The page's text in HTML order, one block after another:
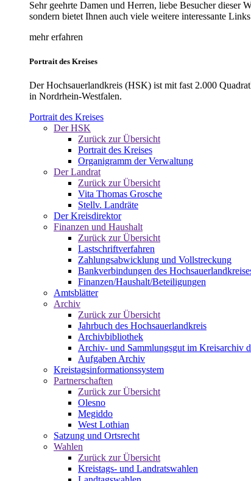
Sehr geehrte Damen und Herren, liebe Besucher dieser
sondern bietet Ihnen auch viele weitere interessante
mehr erfahren
Portrait des Kreises
Der Hochsauerlandkreis (HSK) ist mit fast 2.000
in Nordrhein-Westfalen.
Portrait des Kreises
Der HSK
Zurück zur Übersicht
Portrait des Kreises
Organigramm der Verwaltung
Der Landrat
Zurück zur Übersicht
Vita Thomas Grosche
Stellv. Landräte
Der Kreisdirektor
Finanzen und Haushalt
Zurück zur Übersicht
Lastschriftverfahren
Zahlungsabwicklung und Vollstreckung
Bankverbindungen des
Finanzen/Haushalt/Beteiligungen
Amtsblätter
Archiv
Zurück zur Übersicht
Jahrbuch des Hochsauerlandkreis
Archivbibliothek
Archiv- und Sammlungsgut im Kreisarchiv
Aufgaben Archiv
Kreistagsinformationssystem
Partnerschaften
Zurück zur Übersicht
Olesno
Megiddo
West Lothian
Satzung und Ortsrecht
Wahlen
Zurück zur Übersicht
Kreistags- und Landratswahlen